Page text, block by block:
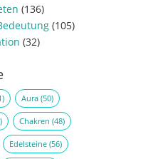
(136)
(105)
(32)
Aura (50)
Chakren (48)
Edelsteine (56)